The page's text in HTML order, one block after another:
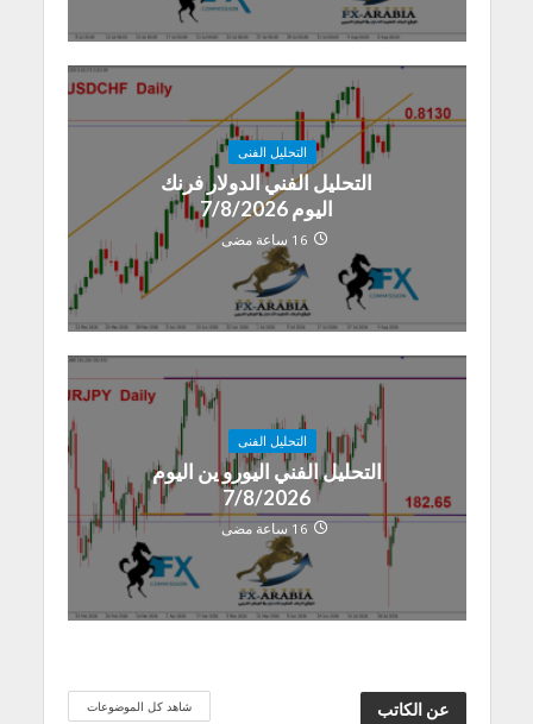
التحليل الفنى
التحليل الفني الدولار فرنك
اليوم 7/8/2026
16 ساعة مضى
التحليل الفنى
التحليل الفني اليورو ين اليوم
7/8/2026
16 ساعة مضى
عن الكاتب شاهد كل الموضوعات